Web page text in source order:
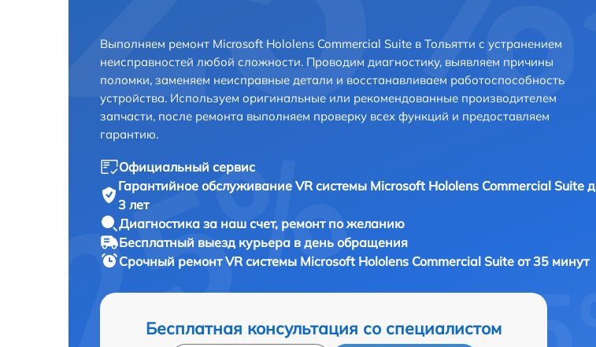
Выполняем ремонт Microsoft Hololens Commercial Suite в Тольятти с устранением
неисправностей любой сложности. Проводим диагностику, выявляем причины
поломки, заменяем неисправные детали и восстанавливаем работоспособность
устройства. Используем оригинальные или рекомендованные производителем
запчасти, после ремонта выполняем проверку всех функций и предоставляем
гарантию.
Официальный сервис
Гарантийное обслуживание VR системы Microsoft Hololens Commercial Suite
3 лет
Диагностика за наш счет, ремонт по желанию
Бесплатный выезд курьера в день обращения
Срочный ремонтVR системы Microsoft Hololens Commercial Suite от 35 минут
Бесплатная консультация со специалистом